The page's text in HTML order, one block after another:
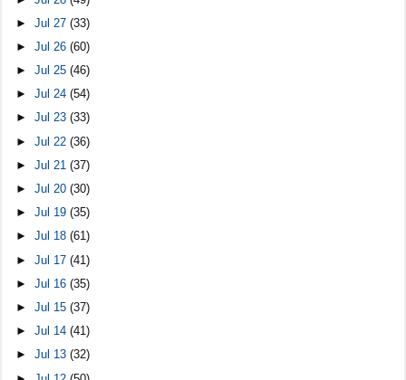
►Jul 27(33)
►Jul 26(60)
►Jul 25(46)
►Jul 24(54)
►Jul 23(33)
►Jul 22(36)
►Jul 21(37)
►Jul 20(30)
►Jul 19(35)
►Jul 18(61)
►Jul 17(41)
►Jul 16(35)
►Jul 15(37)
►Jul 14(41)
►Jul 13(32)